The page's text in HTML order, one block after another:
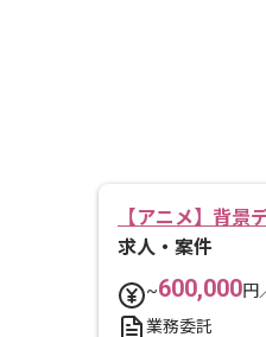
【アニメ】背景
求人・案件
~600,000円
業務委託